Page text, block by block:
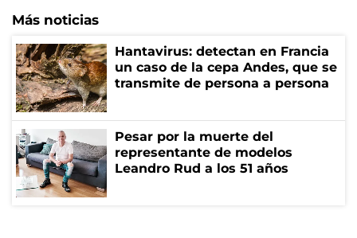
Más noticias
Hantavirus: detectan en Francia
un caso de la cepa Andes, que se
transmite de persona a persona
Pesar por la muerte del
representante de modelos
Leandro Rud a los 51 años